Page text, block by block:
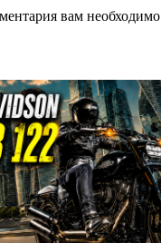
вам необходимо